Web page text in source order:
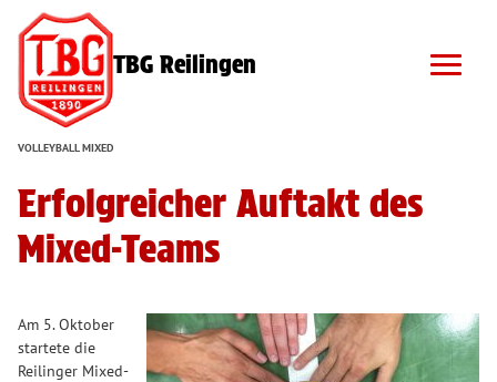
TBG Reilingen
VOLLEYBALL MIXED
Erfolgreicher Auftakt des
Mixed-Teams
Am 5. Oktober
startete die
Reilinger Mixed-